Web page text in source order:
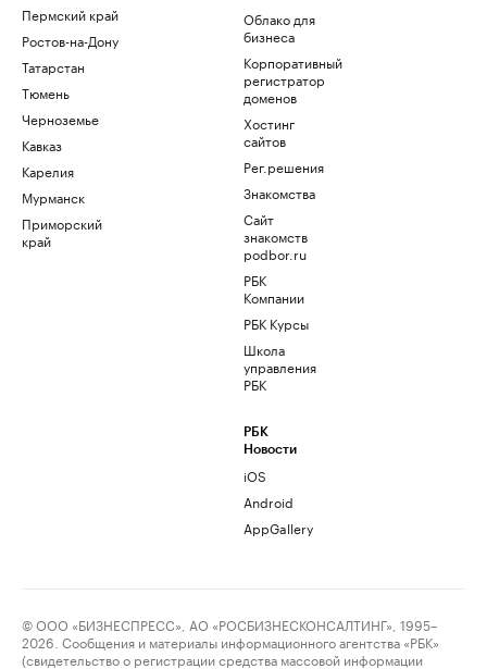
Пермский край
Ростов-на-Дону
Татарстан
Тюмень
Черноземье
Кавказ
Карелия
Мурманск
Приморский
край
Облако для
бизнеса
Корпоративный
регистратор
доменов
Хостинг
сайтов
Рег.решения
Знакомства
Сайт
знакомств
podbor.ru
РБК
Компании
РБК Курсы
Школа
управления
РБК
РБК
Новости
iOS
Android
AppGallery
© ООО «БИЗНЕСПРЕСС», АО «РОСБИЗНЕСКОНСАЛТИНГ», 1995–
2026. Сообщения и материалы информационного агентства «РБК»
(свидетельство о регистрации средства массовой информации